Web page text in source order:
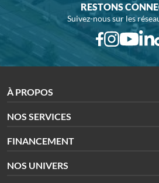
RESTONS
Suivez-nous sur les
À PROPOS
NOS SERVICES
FINANCEMENT
NOS UNIVERS